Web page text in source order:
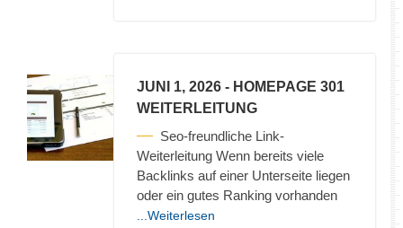
JUNI 1, 2026 - HOMEPAGE 301
WEITERLEITUNG
Seo-freundliche Link-
Weiterleitung Wenn bereits viele
Backlinks auf einer Unterseite liegen
oder ein gutes Ranking vorhanden
...Weiterlesen